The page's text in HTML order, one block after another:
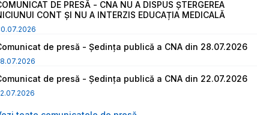
DE PRESĂ - CNA NU A DISPUS ȘTERGEREA
CONT ȘI NU A INTERZIS EDUCAȚIA MEDICALĂ
de presă - Ședința publică a CNA din 28.07.2026
de presă - Ședința publică a CNA din 22.07.2026